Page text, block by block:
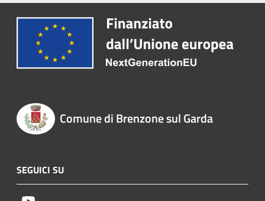
Comune di Brenzone sul Garda
SEGUICI SU